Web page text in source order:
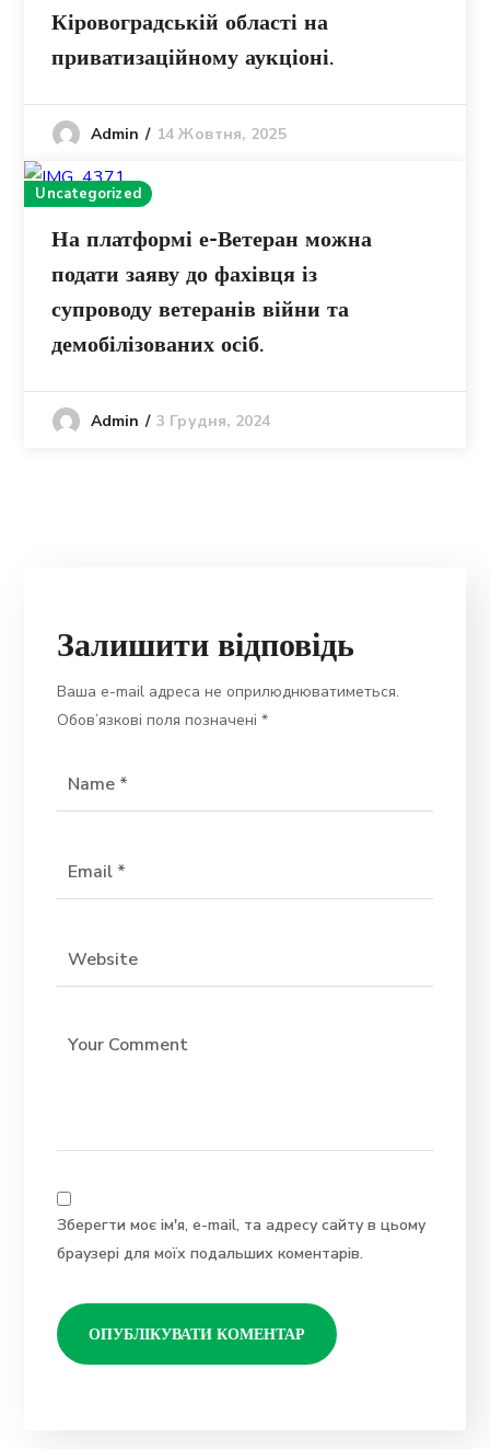
Кіровоградській області на
приватизаційному аукціоні.
Admin 14 Жовтня, 2025
Uncategorized
На платформі е-Ветеран можна
подати заяву до фахівця із
супроводу ветеранів війни та
демобілізованих осіб.
Admin 3 Грудня, 2024
Залишити відповідь
Ваша e-mail адреса не оприлюднюватиметься.
Обов’язкові поля позначені*
Зберегти моє ім'я, e-mail, та адресу сайту в цьому
браузері для моїх подальших коментарів.